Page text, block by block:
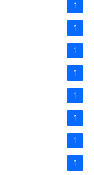
1
1
1
1
1
1
1
1